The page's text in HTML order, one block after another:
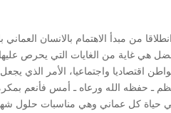
من مبدأ الاهتمام بالانسان
افضل هي غاية من الغايات التي يحرص
واجتماعيا، الأمر الذي يجعل
حفظه الله ورعاه ـ أمس فأنعم
كل عماني وهي مناسبات حلول شهر